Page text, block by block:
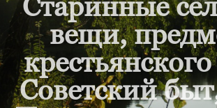
вещи,
Советский